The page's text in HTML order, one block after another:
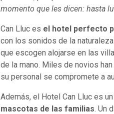
momento que les dicen: hasta
Can Lluc es el hotel perfecto
con los sonidos de la
que escogen alojarse en las
de la mano. Miles de novios
su personal se compromete a
Además, el Hotel Can Lluc es
mascotas de las familias. Un